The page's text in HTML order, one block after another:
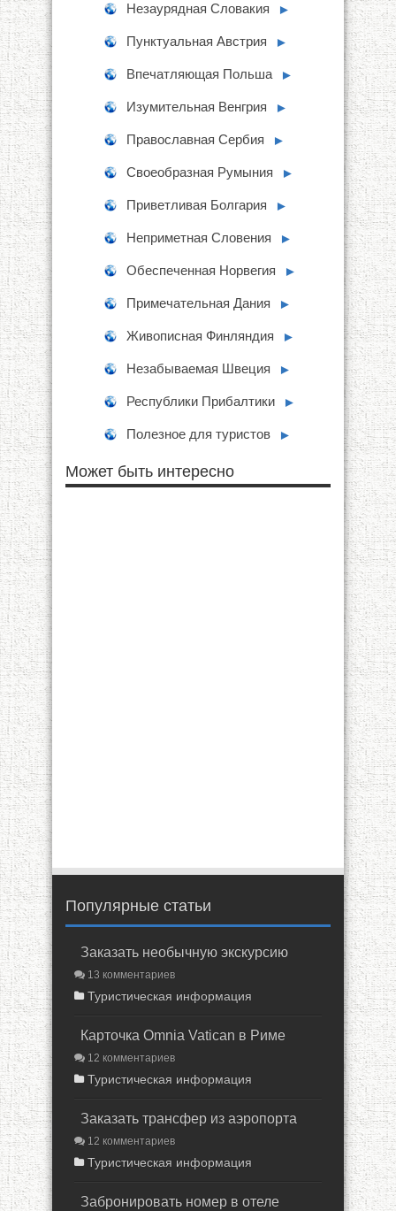
Незаурядная Словакия ►
Пунктуальная Австрия ►
Впечатляющая Польша ►
Изумительная Венгрия ►
Православная Сербия ►
Своеобразная Румыния ►
Приветливая Болгария ►
Неприметная Словения ►
Обеспеченная Норвегия ►
Примечательная Дания ►
Живописная Финляндия ►
Незабываемая Швеция ►
Республики Прибалтики ►
Полезное для туристов ►
Может быть интересно
Популярные статьи
Заказать необычную экскурсию
13 комментариев
Туристическая информация
Карточка Omnia Vatican в Риме
12 комментариев
Туристическая информация
Заказать трансфер из аэропорта
12 комментариев
Туристическая информация
Забронировать номер в отеле